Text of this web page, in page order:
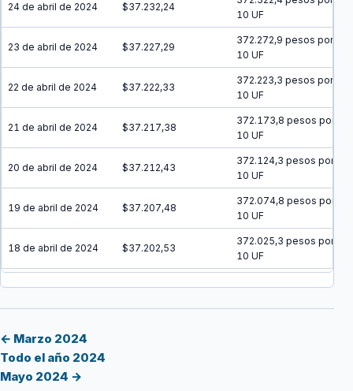
24 de abril de 2024 $37.232,24
10 UF
23 de abril de 2024 $37.227,29
372.272,9 pesos por
10 UF
22 de abril de 2024 $37.222,33
372.223,3 pesos por
10 UF
21 de abril de 2024 $37.217,38
372.173,8 pesos por
10 UF
20 de abril de 2024 $37.212,43
372.124,3 pesos por
10 UF
19 de abril de 2024 $37.207,48
372.074,8 pesos por
10 UF
18 de abril de 2024 $37.202,53
372.025,3 pesos por
10 UF
17 de abril de 2024 $37.197,58
← Marzo 2024
Todo el año 2024
Mayo 2024 →